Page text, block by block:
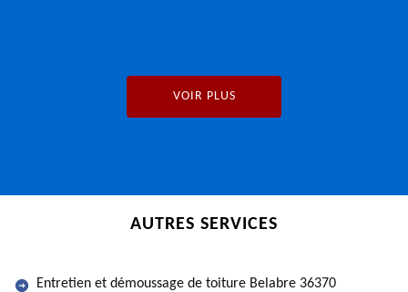
VOIR PLUS
AUTRES SERVICES
Entretien et démoussage de toiture Belabre 36370